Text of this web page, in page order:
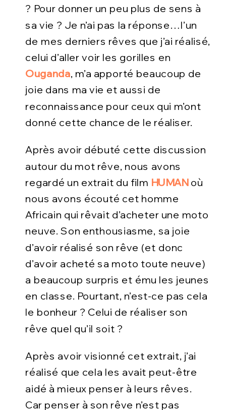
? Pour donner un peu plus de sens à
sa vie ? Je n’ai pas la réponse…l’un
de mes derniers rêves que j’ai réalisé,
celui d’aller voir les gorilles en
Ouganda, m’a apporté beaucoup de
joie dans ma vie et aussi de
reconnaissance pour ceux qui m’ont
donné cette chance de le réaliser.
Après avoir débuté cette discussion
autour du mot rêve, nous avons
regardé un extrait du film HUMANoù
nous avons écouté cet homme
Africain qui rêvait d’acheter une moto
neuve. Son enthousiasme, sa joie
d’avoir réalisé son rêve (et donc
d’avoir acheté sa moto toute neuve)
a beaucoup surpris et ému les jeunes
en classe. Pourtant, n’est-ce pas cela
le bonheur ? Celui de réaliser son
rêve quel qu’il soit ?
Après avoir visionné cet extrait, j’ai
réalisé que cela les avait peut-être
aidé à mieux penser à leurs rêves.
Car penser à son rêve n’est pas